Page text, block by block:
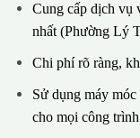
Cung cấp dịch vụ
nhất (Phường Lý
Chi phí rõ ràng,
Sử dụng máy
cho mọi công trình